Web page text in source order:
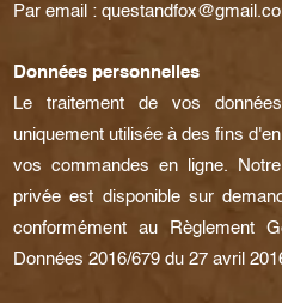
Par email :
Données personnelles
Le traitement de vos
uniquement utilisée à des fins
vos commandes en ligne.
privée est disponible sur
conformément au Règlement
Données 2016/679 du 27 avril